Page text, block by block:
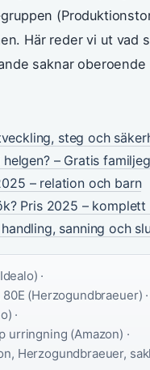
Här reder vi ut vad
saknar oberoende
steg och
– Gratis
– relation och barn
Pris 2025 –
sanning och
·
(Herzogundbraeuer) ·
·
urringning (Amazon) ·
Herzogundbraeuer,